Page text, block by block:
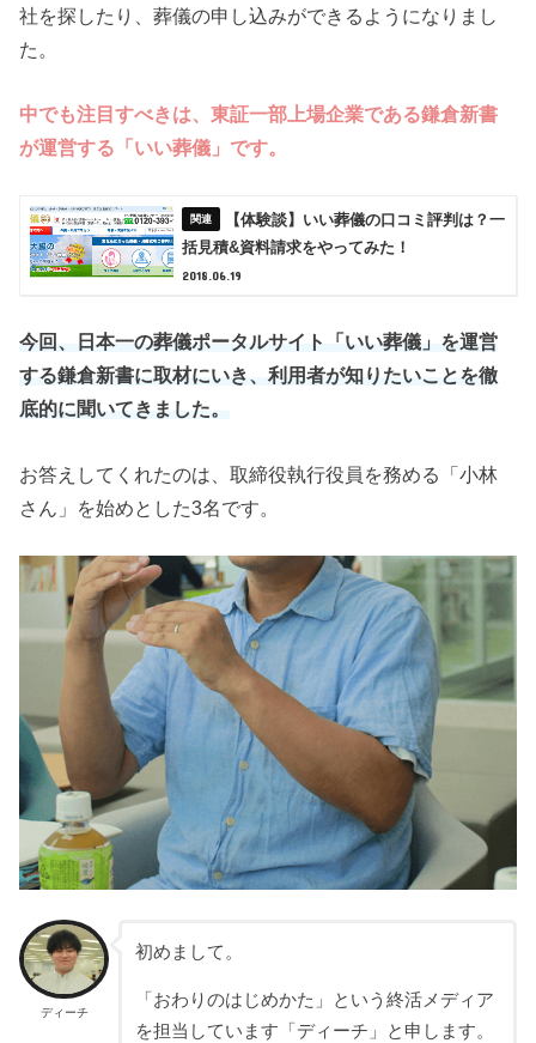
社を探したり、葬儀の申し込みができるようになりまし
た。
中でも注目すべきは、東証一部上場企業である鎌倉新書
が運営する「いい葬儀」です。
【体験談】いい葬儀の口コミ評判は？一
括見積&資料請求をやってみた！
2018.06.19
今回、日本一の葬儀ポータルサイト「いい葬儀」を運営
する鎌倉新書に取材にいき、利用者が知りたいことを徹
底的に聞いてきました。
お答えしてくれたのは、取締役執行役員を務める「小林
さん」を始めとした3名です。
ディーチ
初めまして。
「おわりのはじめかた」という終活メディア
を担当しています「ディーチ」と申します。